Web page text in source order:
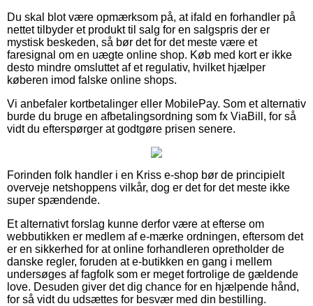
Du skal blot være opmærksom på, at ifald en forhandler på
nettet tilbyder et produkt til salg for en salgspris der er
mystisk beskeden, så bør det for det meste være et
faresignal om en uægte online shop. Køb med kort er ikke
desto mindre omsluttet af et regulativ, hvilket hjælper
køberen imod falske online shops.
Vi anbefaler kortbetalinger eller MobilePay. Som et alternativ
burde du bruge en afbetalingsordning som fx ViaBill, for så
vidt du efterspørger at godtgøre prisen senere.
Forinden folk handler i en Kriss e-shop bør de principielt
overveje netshoppens vilkår, dog er det for det meste ikke
super spændende.
Et alternativt forslag kunne derfor være at efterse om
webbutikken er medlem af e-mærke ordningen, eftersom det
er en sikkerhed for at online forhandleren opretholder de
danske regler, foruden at e-butikken en gang i mellem
undersøges af fagfolk som er meget fortrolige de gældende
love. Desuden giver det dig chance for en hjælpende hånd,
for så vidt du udsættes for besvær med din bestilling.